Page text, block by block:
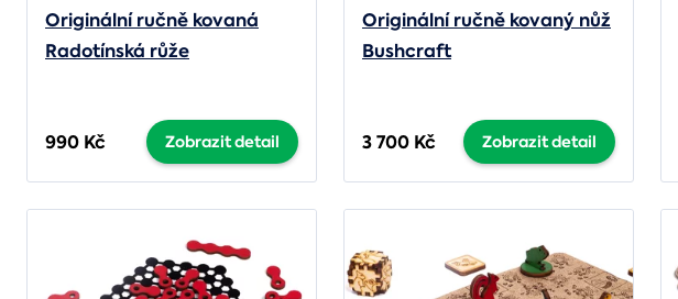
Originální ručně kovaná
Radotínská růže
990 Kč Zobrazit detail
Originální ručně kovaný nůž
Bushcraft
3 700 Kč Zobrazit detail